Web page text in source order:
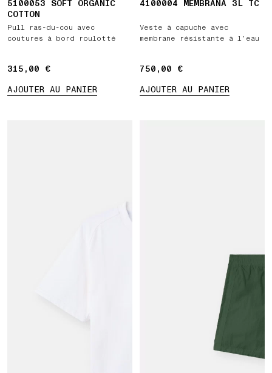
5100053 SOFT ORGANIC
COTTON
Pull ras-du-cou avec
coutures à bord roulotté
315,00 €
315,00 €
AJOUTER AU PANIER
4100004 MEMBRANA 3L TC
Veste à capuche avec
membrane résistante à l’eau
750,00 €
750,00 €
AJOUTER AU PANIER